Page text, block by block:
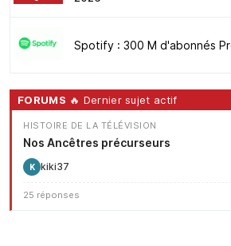
Spotify : 300 M d'abonnés
FORUMS 🔥 Dernier sujet actif
HISTOIRE DE LA TÉLÉVISION
Nos Ancêtres précurseurs
K kiki37
25 réponses